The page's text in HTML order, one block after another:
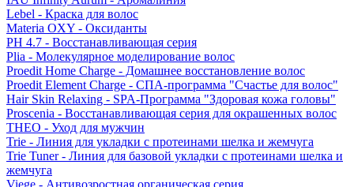
Lebel - Краска для волос
Materia OXY - Оксиданты
PH 4.7 - Восстанавливающая серия
Plia - Молекулярное моделирование волос
Proedit Home Charge - Домашнее восстановление волос
Proedit Element Charge - СПА-программа "Счастье для волос"
Hair Skin Relaxing - SPA-Программа "Здоровая кожа головы"
Proscenia - Восстанавливающая серия для окрашенных волос
THEO - Уход для мужчин
Trie - Линия для укладки с протеинами шелка и жемчуга
Trie Tuner - Линия для базовой укладки с протеинами шелка и
жемчуга
Viege - Антивозростная органическая серия